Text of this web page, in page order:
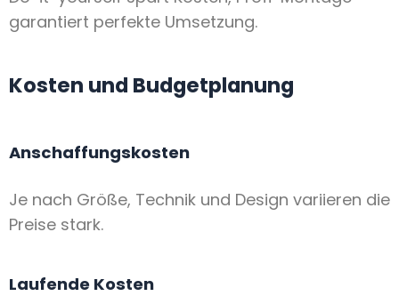
garantiert perfekte Umsetzung.
Kosten und Budgetplanung
Anschaffungskosten
Je nach Größe, Technik und Design variieren die
Preise stark.
Laufende Kosten